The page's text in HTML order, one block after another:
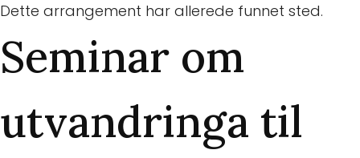
Dette arrangement har allerede funnet sted.
Seminar om
utvandringa til